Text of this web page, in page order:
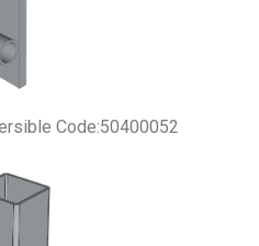
Code:50400052